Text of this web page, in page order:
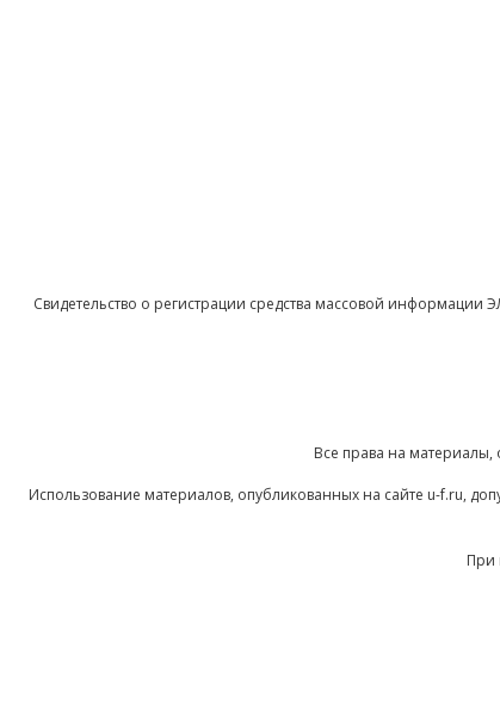
Свидетельство о регистрации средства массовой
Все права на материалы,
Использование материалов, опубликованных на сайте u-f.ru,
При